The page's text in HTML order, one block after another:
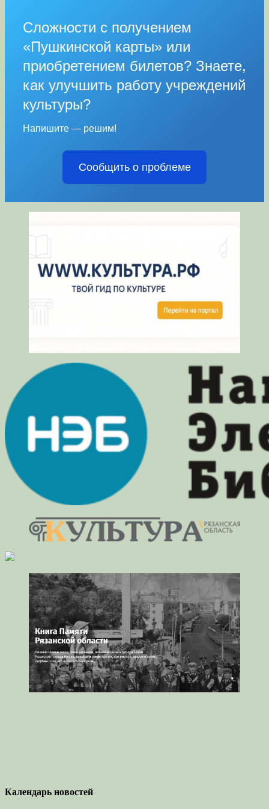
Сложности с получением
«Пушкинской карты» или
приобретением билетов? Знаете,
как улучшить работу учреждений
культуры?
Напишите — решим!
Сообщить о проблеме
Календарь новостей